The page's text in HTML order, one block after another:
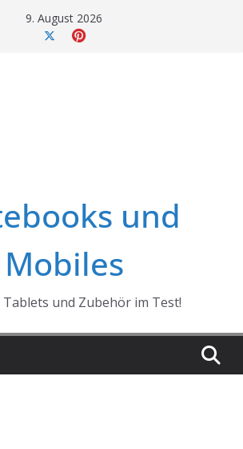
9. August 2026
und
Mobiles
und Zubehör im Test!